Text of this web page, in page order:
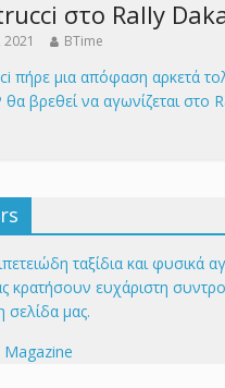
στο Rally
BTime
πήρε μια απόφαση αρκετά
βρεθεί να αγωνίζεται στο
ταξίδια και φυσικά
κρατήσουν ευχάριστη
σελίδα μας.